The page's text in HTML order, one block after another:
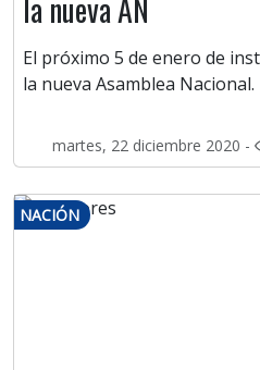
la nueva AN
El próximo 5 de enero de
la nueva Asamblea Nacional.
martes, 22 diciembre 2020 -
NACIÓN